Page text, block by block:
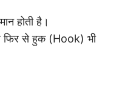
होती है।
फिर से हुक (Hook) भी